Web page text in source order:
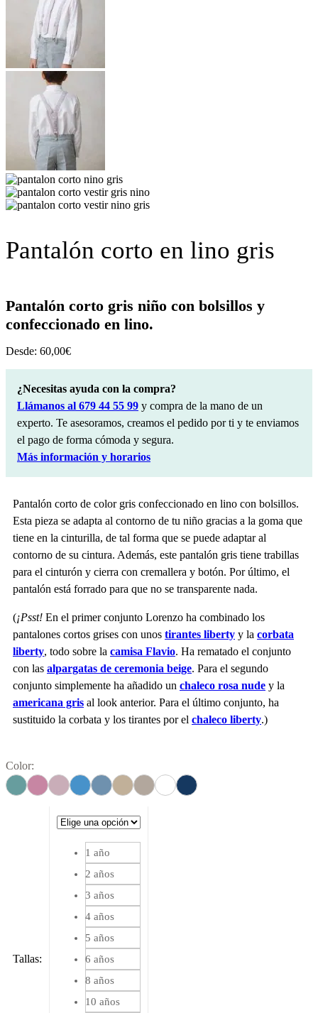
Pantalón corto en lino gris
Pantalón corto gris niño con bolsillos y
confeccionado en lino.
Desde: 60,00€
¿Necesitas ayuda con la compra?
Llámanos al 679 44 55 99 y compra de la mano de un
experto. Te asesoramos, creamos el pedido por ti y te enviamos
el pago de forma cómoda y segura.
Más información y horarios
Pantalón corto de color gris confeccionado en lino con bolsillos.
Esta pieza se adapta al contorno de tu niño gracias a la goma que
tiene en la cinturilla, de tal forma que se puede adaptar al
contorno de su cintura. Además, este pantalón gris tiene trabillas
para el cinturón y cierra con cremallera y botón. Por último, el
pantalón está forrado para que no se transparente nada.
(¡Psst! En el primer conjunto Lorenzo ha combinado los
pantalones cortos grises con unos tirantes liberty y la corbata
liberty, todo sobre la camisa Flavio. Ha rematado el conjunto
con las alpargatas de ceremonia beige. Para el segundo
conjunto simplemente ha añadido un chaleco rosa nude y la
americana gris al look anterior. Para el último conjunto, ha
sustituido la corbata y los tirantes por el chaleco liberty.)
Color:
Tallas:
1 año
2 años
3 años
4 años
5 años
6 años
8 años
10 años